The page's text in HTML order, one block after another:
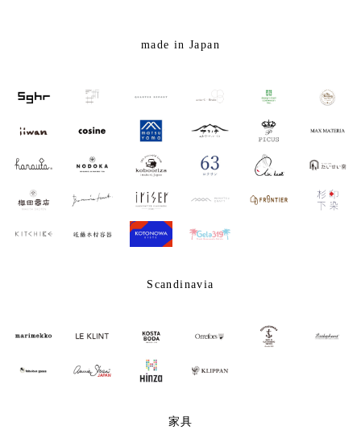
made in Japan
Scandinavia
家具